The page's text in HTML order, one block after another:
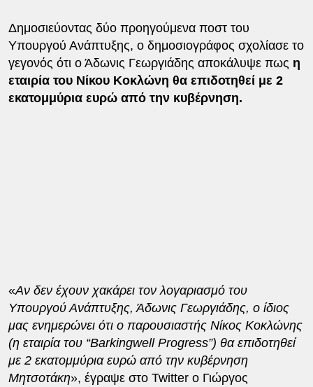
Δημοσιεύοντας δύο προηγούμενα ποστ του
Υπουργού Ανάπτυξης, ο δημοσιογράφος σχολίασε το
γεγονός ότι ο Άδωνις Γεωργιάδης αποκάλυψε πως η
εταιρία του Νίκου Κοκλώνη θα επιδοτηθεί με 2
εκατομμύρια ευρώ από την κυβέρνηση.
«Αν δεν έχουν χακάρει τον λογαριασμό του
Υπουργού Ανάπτυξης, Άδωνις Γεωργιάδης, ο ίδιος
μας ενημερώνει ότι ο παρουσιαστής Νίκος Κοκλώνης
(η εταιρία του “Barkingwell Progress”) θα επιδοτηθεί
με 2 εκατομμύρια ευρώ από την κυβέρνηση
Μητσοτάκη», έγραψε στο Twitter ο Γιώργος